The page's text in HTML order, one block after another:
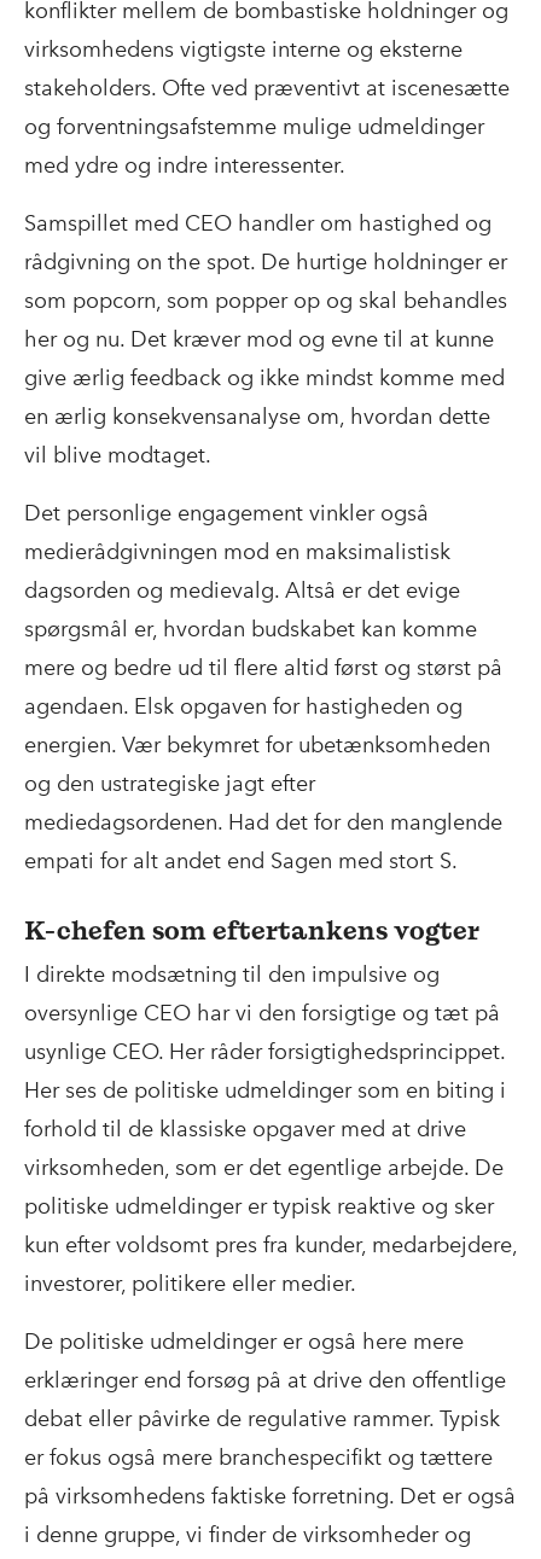
konflikter mellem de bombastiske holdninger og
virksomhedens vigtigste interne og eksterne
stakeholders. Ofte ved præventivt at iscenesætte
og forventningsafstemme mulige udmeldinger
med ydre og indre interessenter.
Samspillet med CEO handler om hastighed og
rådgivning on the spot. De hurtige holdninger er
som popcorn, som popper op og skal behandles
her og nu. Det kræver mod og evne til at kunne
give ærlig feedback og ikke mindst komme med
en ærlig konsekvensanalyse om, hvordan dette
vil blive modtaget.
Det personlige engagement vinkler også
medierådgivningen mod en maksimalistisk
dagsorden og medievalg. Altså er det evige
spørgsmål er, hvordan budskabet kan komme
mere og bedre ud til flere altid først og størst på
agendaen. Elsk opgaven for hastigheden og
energien. Vær bekymret for ubetænksomheden
og den ustrategiske jagt efter
mediedagsordenen. Had det for den manglende
empati for alt andet end Sagen med stort S.
K-chefen som eftertankens vogter
I direkte modsætning til den impulsive og
oversynlige CEO har vi den forsigtige og tæt på
usynlige CEO. Her råder forsigtighedsprincippet.
Her ses de politiske udmeldinger som en biting i
forhold til de klassiske opgaver med at drive
virksomheden, som er det egentlige arbejde. De
politiske udmeldinger er typisk reaktive og sker
kun efter voldsomt pres fra kunder, medarbejdere,
investorer, politikere eller medier.
De politiske udmeldinger er også here mere
erklæringer end forsøg på at drive den offentlige
debat eller påvirke de regulative rammer. Typisk
er fokus også mere branchespecifikt og tættere
på virksomhedens faktiske forretning. Det er også
i denne gruppe, vi finder de virksomheder og